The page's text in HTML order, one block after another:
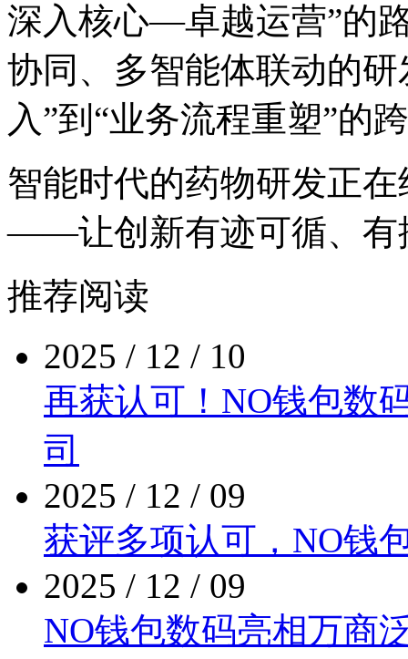
深入核心—卓越运营”的路径
协同、多智能体联动的
入”到“业务流程重塑”的
智能时代的药物研发正
——让创新有迹可循、有
推荐阅读
2025 / 12 / 10
再获认可！NO钱包
司
2025 / 12 / 09
获评多项认可，NO
2025 / 12 / 09
NO钱包数码亮相万商泛